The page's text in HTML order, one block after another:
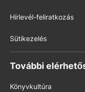
Hírlevél-feliratkozás
Sütikezelés
További
Könyvkultúra